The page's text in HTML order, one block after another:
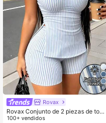
6
Rovax
Rovax Conjunto de 2 piezas de top
bandeau a rayas y shorts casual se
100+ vendidos